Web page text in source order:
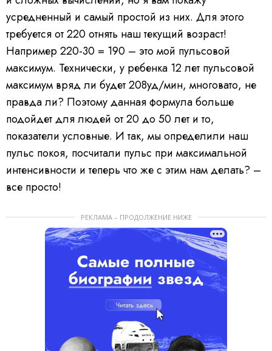
усредненный и самый простой из них. Для этого
требуется от 220 отнять наш текущий возраст!
Например 220-30 = 190 – это мой пульсовой
максимум. Технически, у ребенка 12 лет пульсовой
максимум вряд ли будет 208уд/мин, многовато, не
правда ли? Поэтому данная формула больше
подойдет для людей от 20 до 50 лет и то,
показатели условные. И так, мы определили наш
пульс покоя, посчитали пульс при максимальной
интенсивности и теперь что же с этим нам делать? –
все просто!
РЕКЛАМА – ПРОДОЛЖЕНИЕ НИЖЕ